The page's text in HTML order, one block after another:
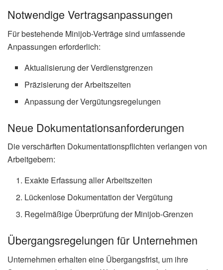
Notwendige Vertragsanpassungen
Für bestehende Minijob-Verträge sind umfassende
Anpassungen erforderlich:
Aktualisierung der Verdienstgrenzen
Präzisierung der Arbeitszeiten
Anpassung der Vergütungsregelungen
Neue Dokumentationsanforderungen
Die verschärften Dokumentationspflichten verlangen von
Arbeitgebern:
Exakte Erfassung aller Arbeitszeiten
Lückenlose Dokumentation der Vergütung
Regelmäßige Überprüfung der Minijob-Grenzen
Übergangsregelungen für Unternehmen
Unternehmen erhalten eine Übergangsfrist, um ihre